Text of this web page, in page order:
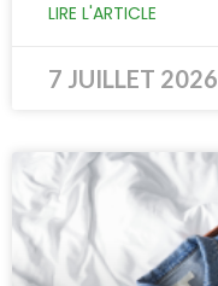
LIRE L'ARTICLE
7 JUILLET 2026